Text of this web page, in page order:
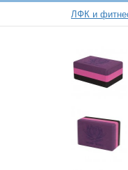
ЛФК и